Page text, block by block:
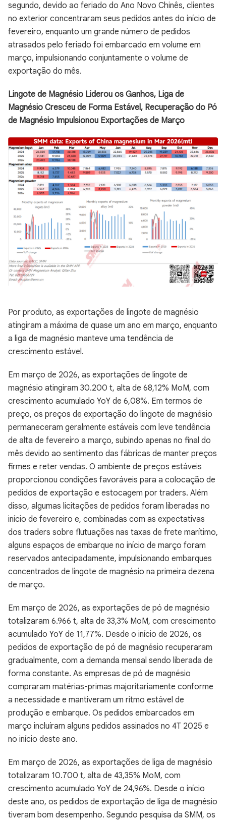
segundo, devido ao feriado do Ano Novo Chinês, clientes
no exterior concentraram seus pedidos antes do início de
fevereiro, enquanto um grande número de pedidos
atrasados pelo feriado foi embarcado em volume em
março, impulsionando conjuntamente o volume de
exportação do mês.
Lingote de Magnésio Liderou os Ganhos, Liga de
Magnésio Cresceu de Forma Estável, Recuperação do Pó
de Magnésio Impulsionou Exportações de Março
Por produto, as exportações de lingote de magnésio
atingiram a máxima de quase um ano em março, enquanto
a liga de magnésio manteve uma tendência de
crescimento estável.
Em março de 2026, as exportações de lingote de
magnésio atingiram 30.200 t, alta de 68,12% MoM, com
crescimento acumulado YoY de 6,08%. Em termos de
preço, os preços de exportação do lingote de magnésio
permaneceram geralmente estáveis com leve tendência
de alta de fevereiro a março, subindo apenas no final do
mês devido ao sentimento das fábricas de manter preços
firmes e reter vendas. O ambiente de preços estáveis
proporcionou condições favoráveis para a colocação de
pedidos de exportação e estocagem por traders. Além
disso, algumas licitações de pedidos foram liberadas no
início de fevereiro e, combinadas com as expectativas
dos traders sobre flutuações nas taxas de frete marítimo,
alguns espaços de embarque no início de março foram
reservados antecipadamente, impulsionando embarques
concentrados de lingote de magnésio na primeira dezena
de março.
Em março de 2026, as exportações de pó de magnésio
totalizaram 6.966 t, alta de 33,3% MoM, com crescimento
acumulado YoY de 11,77%. Desde o início de 2026, os
pedidos de exportação de pó de magnésio recuperaram
gradualmente, com a demanda mensal sendo liberada de
forma constante. As empresas de pó de magnésio
compraram matérias-primas majoritariamente conforme
a necessidade e mantiveram um ritmo estável de
produção e embarque. Os pedidos embarcados em
março incluíram alguns pedidos assinados no 4T 2025 e
no início deste ano.
Em março de 2026, as exportações de liga de magnésio
totalizaram 10.700 t, alta de 43,35% MoM, com
crescimento acumulado YoY de 24,96%. Desde o início
deste ano, os pedidos de exportação de liga de magnésio
tiveram bom desempenho. Segundo pesquisa da SMM, os